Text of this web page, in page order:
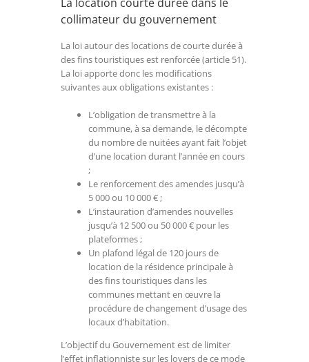
collimateur du gouvernement
La loi autour des locations de courte durée à
des fins touristiques est renforcée (article 51).
La loi apporte donc les modifications
suivantes aux obligations existantes :
L’obligation de transmettre à la
commune, à sa demande, le décompte
du nombre de nuitées ayant fait l’objet
d’une location durant l’année en cours
;
Le renforcement des amendes jusqu’à
5 000 ou 10 000 € ;
L’instauration d’amendes nouvelles
jusqu’à 12 500 ou 50 000 € pour les
plateformes ;
Un plafond légal de 120 jours de
location de la résidence principale à
des fins touristiques dans les
communes mettant en œuvre la
procédure de changement d’usage des
locaux d’habitation.
L’objectif du Gouvernement est de limiter
l’effet inflationniste sur les loyers de ce mode